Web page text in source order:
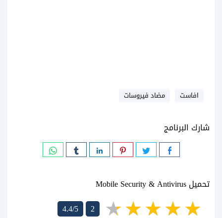
افاست مضاد فيروسات
شارك البرنامج
تحميل Mobile Security & Antivirus
4.4/5
2